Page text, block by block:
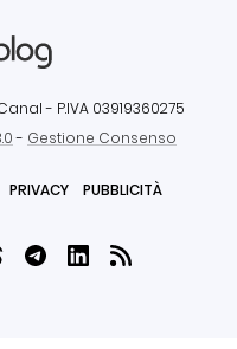
- P.IVA 03919360275
- Gestione Consenso
PRIVACY PUBBLICITÀ